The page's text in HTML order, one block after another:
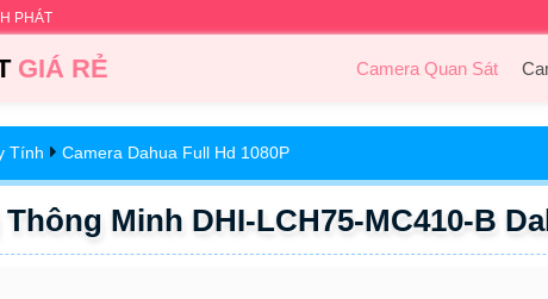
PHÁT
GIÁ RẺ Camera Quan Sát
Tính Camera Dahua Full Hd 1080P
Minh DHI-LCH75-MC410-B